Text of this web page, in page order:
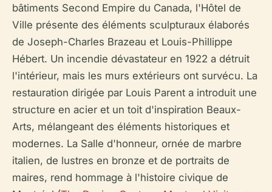
bâtiments Second Empire du Canada, l'Hôtel de
Ville présente des éléments sculpturaux élaborés
de Joseph-Charles Brazeau et Louis-Phillippe
Hébert. Un incendie dévastateur en 1922 a détruit
l'intérieur, mais les murs extérieurs ont survécu. La
restauration dirigée par Louis Parent a introduit une
structure en acier et un toit d'inspiration Beaux-
Arts, mélangeant des éléments historiques et
modernes. La Salle d'honneur, ornée de marbre
italien, de lustres en bronze et de portraits de
maires, rend hommage à l'histoire civique de